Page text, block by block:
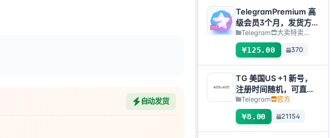
自动发货
TelegramPremium 高
级会员3个月，发货方
式：人工发货礼品链接
【注：购买必须提交售
后工单才发货】
Telegram 大卖特卖…
¥125.00 370
TG 美国US +1 新号，
注册时间随机，可直接
获取验证码登入，支持
任何设备（获取验证码
+tdata/session文件）
🔥
Telegram 官方
¥8.00 21154